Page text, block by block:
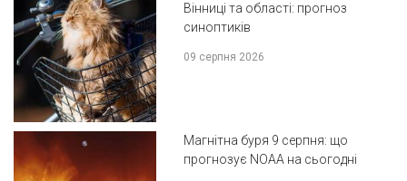
Вінниці та області: прогноз
синоптиків
09 серпня 2026
Магнітна буря 9 серпня: що
прогнозує NOAA на сьогодні